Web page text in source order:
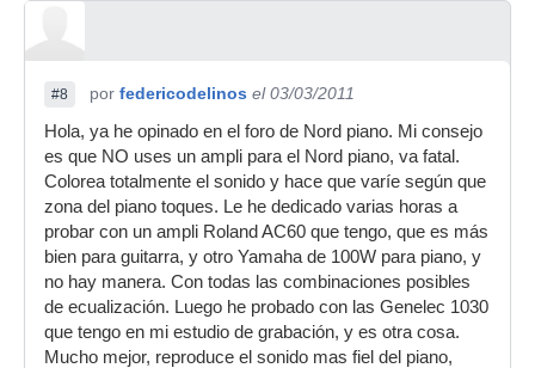
#8 por federicodelinos el 03/03/2011
Hola, ya he opinado en el foro de Nord piano. Mi consejo
es que NO uses un ampli para el Nord piano, va fatal.
Colorea totalmente el sonido y hace que varíe según que
zona del piano toques. Le he dedicado varias horas a
probar con un ampli Roland AC60 que tengo, que es más
bien para guitarra, y otro Yamaha de 100W para piano, y
no hay manera. Con todas las combinaciones posibles
de ecualización. Luego he probado con las Genelec 1030
que tengo en mi estudio de grabación, y es otra cosa.
Mucho mejor, reproduce el sonido mas fiel del piano,